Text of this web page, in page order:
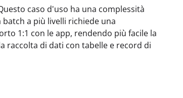
caso d'uso ha una complessità
a più livelli richiede una
1:1 con le app, rendendo più facile la
raccolta di dati con tabelle e record di